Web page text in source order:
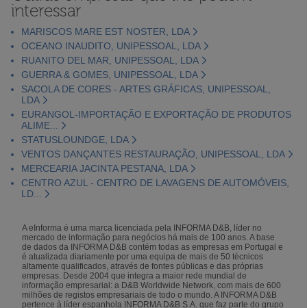
interessar
MARISCOS MARE EST NOSTER, LDA
OCEANO INAUDITO, UNIPESSOAL, LDA
RUANITO DEL MAR, UNIPESSOAL, LDA
GUERRA & GOMES, UNIPESSOAL, LDA
SACOLA DE CORES - ARTES GRÁFICAS, UNIPESSOAL,
LDA
EURANGOL-IMPORTAÇÃO E EXPORTAÇÃO DE PRODUTOS
ALIME...
STATUSLOUNDGE, LDA
VENTOS DANÇANTES RESTAURAÇÃO, UNIPESSOAL, LDA
MERCEARIA JACINTA PESTANA, LDA
CENTRO AZUL - CENTRO DE LAVAGENS DE AUTOMÓVEIS,
LD...
A eInforma é uma marca licenciada pela INFORMA D&B, líder no
mercado de informação para negócios há mais de 100 anos. A base
de dados da INFORMA D&B contém todas as empresas em Portugal e
é atualizada diariamente por uma equipa de mais de 50 técnicos
altamente qualificados, através de fontes públicas e das próprias
empresas. Desde 2004 que integra a maior rede mundial de
informação empresarial: a D&B Worldwide Network, com mais de 600
milhões de registos empresariais de todo o mundo. A INFORMA D&B
pertence à líder espanhola INFORMA D&B S.A. que faz parte do grupo